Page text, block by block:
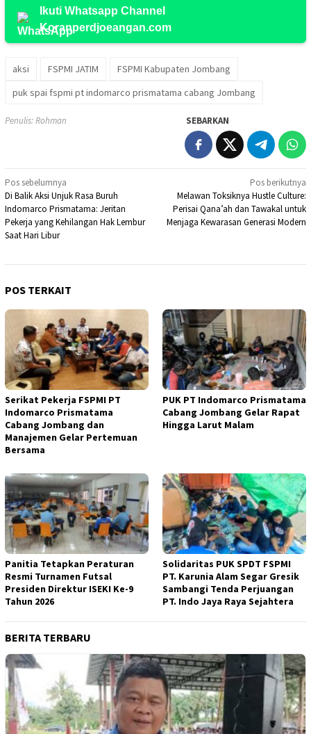
Ikuti Whatsapp Channel
Koranperdjoeangan.com
aksi FSPMI JATIM
FSPMI Kabupaten Jombang
puk spai fspmi pt indomarco prismatama cabang Jombang
Penulis: Rohman SEBARKAN
Navigasi
pos
Pos sebelumnya
​Di Balik Aksi Unjuk Rasa Buruh
Indomarco Prismatama: Jeritan
Pekerja yang Kehilangan Hak Lembur
Saat Hari Libur
Pos berikutnya
Melawan Toksiknya Hustle Culture:
Perisai Qana’ah dan Tawakal untuk
Menjaga Kewarasan Generasi Modern
POS TERKAIT
Serikat Pekerja FSPMI PT
Indomarco Prismatama
Cabang Jombang dan
Manajemen Gelar Pertemuan
Bersama
PUK PT Indomarco Prismatama
Cabang Jombang Gelar Rapat
Hingga Larut Malam
Panitia Tetapkan Peraturan
Resmi Turnamen Futsal
Presiden Direktur ISEKI Ke-9
Tahun 2026
Solidaritas PUK SPDT FSPMI
PT. Karunia Alam Segar Gresik
Sambangi Tenda Perjuangan
PT. Indo Jaya Raya Sejahtera
BERITA TERBARU